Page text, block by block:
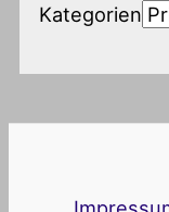
Kategorien